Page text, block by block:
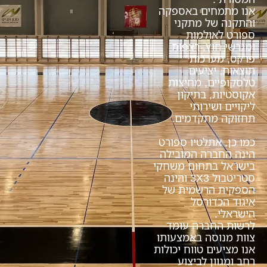
אנו מתמחים באספקה
והתקנה של מתקני
ספורט לאולמות
ומגרשי חוץ, רצפות
פרקט, מערכות
תוצאות, יציעים
טלסקופיים, מחיצות
אקוסטיות, בתיקון
ליקויים ושירותי
תחזוקה מתקדמים.
כמו כן, אתלטיו ספורט
הינה החברה המובילה
בישראל בתחום משחקי
סטריטבול 3X3 והינה
הספקית הרשמית של
איגוד הכדורסל
הישראלי.
לרשות החברה עומד
צוות מנוסה באמצעותו
אנו מציעים טווח יכולות
רחב ומגוון לביצוע